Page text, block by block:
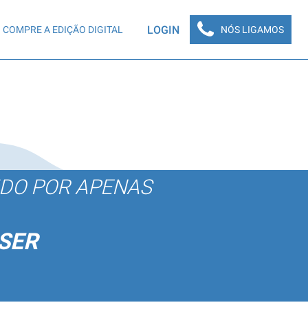
COMPRE A EDIÇÃO DIGITAL LOGIN NÓS LIGAMOS
POR APENAS